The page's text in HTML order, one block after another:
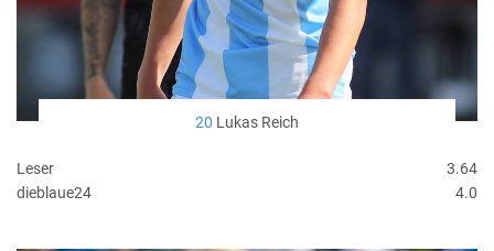
20 Lukas Reich
Leser
3.64
dieblaue24
4.0